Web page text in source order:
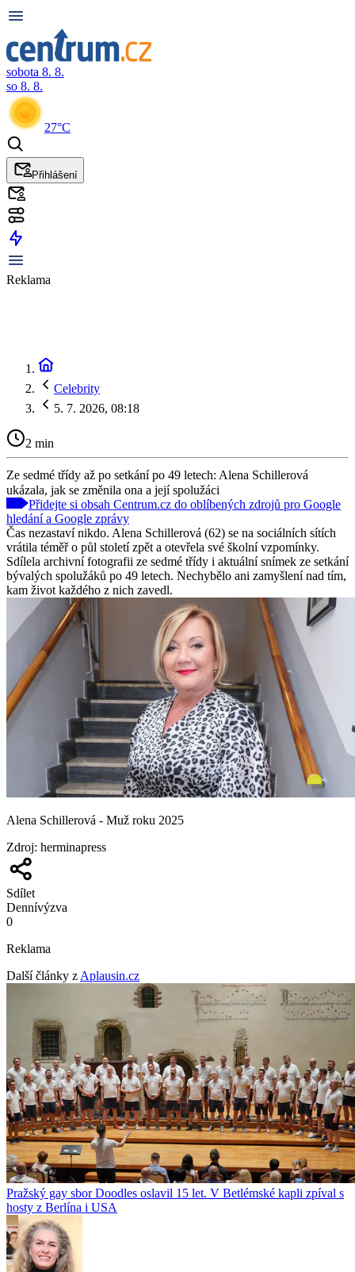
sobota 8. 8.
so 8. 8.
27°C
Přihlášení
Reklama
Celebrity
5. 7. 2026, 08:18
2 min
Ze sedmé třídy až po setkání po 49 letech: Alena Schillerová
ukázala, jak se změnila ona a její spolužáci
Přidejte si obsah Centrum.cz do oblíbených zdrojů pro Google
hledání a Google zprávy
Čas nezastaví nikdo. Alena Schillerová (62) se na sociálních sítích
vrátila téměř o půl století zpět a otevřela své školní vzpomínky.
Sdílela archivní fotografii ze sedmé třídy i aktuální snímek ze setkání
bývalých spolužáků po 49 letech. Nechybělo ani zamyšlení nad tím,
kam život každého z nich zavedl.
Alena Schillerová - Muž roku 2025
Zdroj: herminapress
Sdílet
Dennívýzva
0
Reklama
Další články z Aplausin.cz
Pražský gay sbor Doodles oslavil 15 let. V Betlémské kapli zpíval s
hosty z Berlína i USA